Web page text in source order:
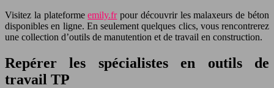
Visitez la plateformeemily.frpour découvrir les malaxeurs de béton
disponibles en ligne. En seulement quelques clics, vous rencontrerez
une collection d’outils de manutention et de travail en construction.
Repérer les spécialistes en outils de
travail TP